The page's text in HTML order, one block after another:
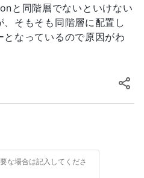
と同階層でないといけない
そもそも同階層に配置し
なっているので原因がわ